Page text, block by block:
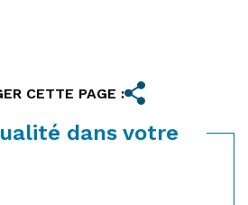
CETTE PAGE :
dans votre